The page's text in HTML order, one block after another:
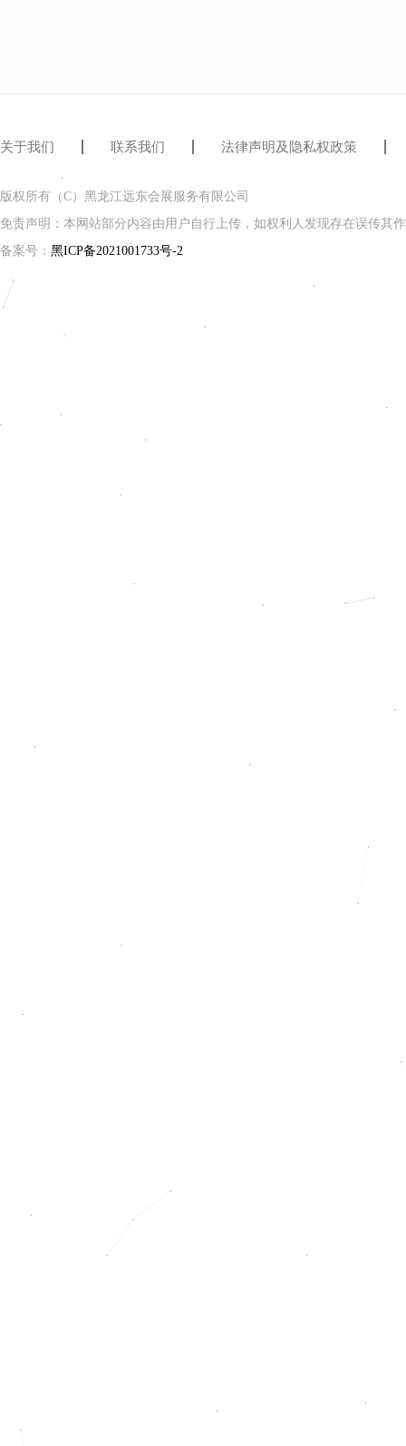
关于我们 联系我们 法律声明及隐私权政策
版权所有（C）黑龙江远东会展服务有限公司
免责声明：本网站部分内容由用户自行上传，如权利人发现存在误传其
备案号： 黑ICP备2021001733号-2